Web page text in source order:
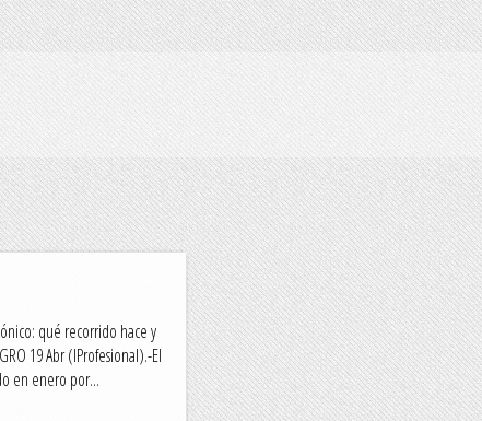
qué recorrido hace y
19 Abr (IProfesional).-El
en enero por...